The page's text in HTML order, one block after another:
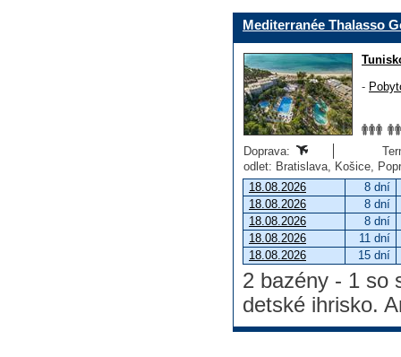
Mediterranée Thalasso
-
Doprava:
odlet: Bratislava, Košice,
18.08.2026
8 dní
18.08.2026
8 dní
18.08.2026
8 dní
18.08.2026
11 dní
18.08.2026
15 dní
2 bazény - 1 so
detské ihrisko.